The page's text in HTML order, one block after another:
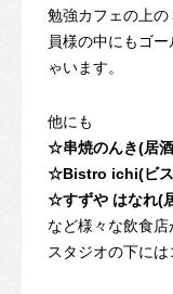
勉強カフェの上
員様の中にもゴ
ゃいます。
他にも
☆串焼のんき(居
☆Bistro ichi(ビス
☆すずや はなれ(
など様々な飲食店
スタジオの下に